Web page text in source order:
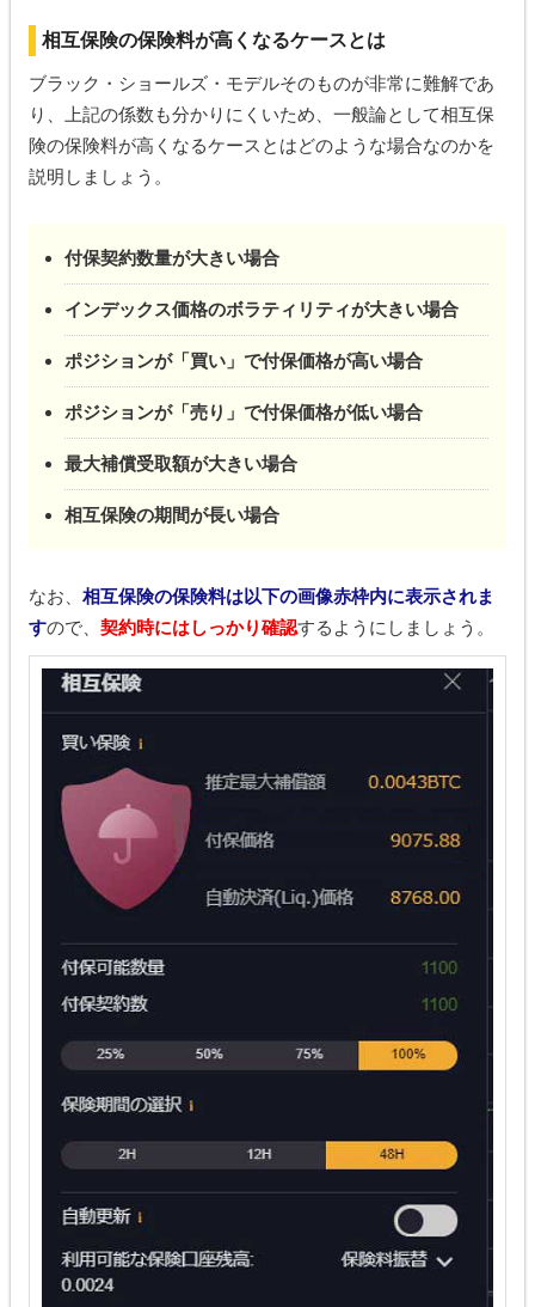
相互保険の保険料が高くなるケースとは
ブラック・ショールズ・モデルそのものが非常に難解であ
り、上記の係数も分かりにくいため、一般論として相互保
険の保険料が高くなるケースとはどのような場合なのかを
説明しましょう。
付保契約数量が大きい場合
インデックス価格のボラティリティが大きい場合
ポジションが「買い」で付保価格が高い場合
ポジションが「売り」で付保価格が低い場合
最大補償受取額が大きい場合
相互保険の期間が長い場合
なお、 相互保険の保険料は以下の画像赤枠内に表示されま
すので、 契約時にはしっかり確認するようにしましょう。